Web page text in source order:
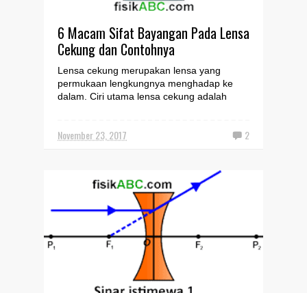
6 Macam Sifat Bayangan Pada Lensa
Cekung dan Contohnya
Lensa cekung merupakan lensa yang
permukaan lengkungnya menghadap ke
dalam. Ciri utama lensa cekung adalah
November 23, 2017 2